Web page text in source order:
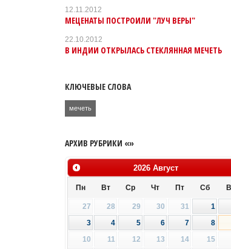
12.11.2012
МЕЦЕНАТЫ ПОСТРОИЛИ "ЛУЧ ВЕРЫ"
22.10.2012
В ИНДИИ ОТКРЫЛАСЬ СТЕКЛЯННАЯ МЕЧЕТЬ
КЛЮЧЕВЫЕ СЛОВА
мечеть
АРХИВ РУБРИКИ «»
2026 Август
Пн Вт Ср Чт Пт Сб
27 28 29 30 31 1
3
4 5 6 7 8
10
11 12 13 14 15